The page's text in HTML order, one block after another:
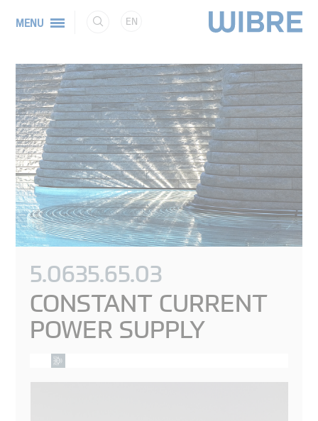
MENU EN
5.0635.65.03
CONSTANT CURRENT
POWER SUPPLY